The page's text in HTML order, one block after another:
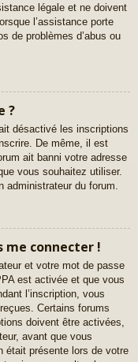
légale et ne doivent
l’assistance porte
de problèmes d’abus ou
?
désactivé les inscriptions
De même, il est
ait banni votre adresse
vous souhaitez utiliser.
administrateur du forum.
me connecter !
et votre mot de passe
est activée et que vous
l’inscription, vous
Certains forums
doivent être activées,
avant que vous
était présente lors de votre